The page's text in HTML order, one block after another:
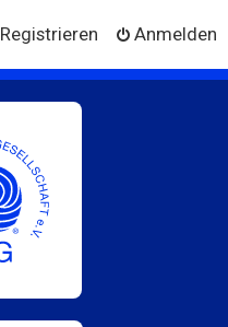
Anmelden
Registrieren